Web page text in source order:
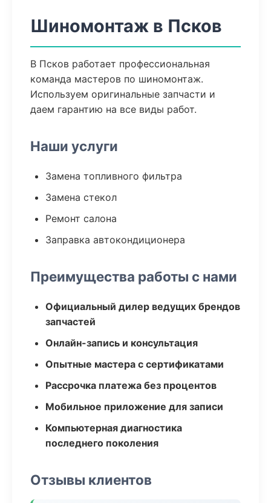
Шиномонтаж в Псков
В Псков работает профессиональная
команда мастеров по шиномонтаж.
Используем оригинальные запчасти и
даем гарантию на все виды работ.
Наши услуги
Замена топливного фильтра
Замена стекол
Ремонт салона
Заправка автокондиционера
Преимущества работы с нами
Официальный дилер ведущих брендов
запчастей
Онлайн-запись и консультация
Опытные мастера с сертификатами
Рассрочка платежа без процентов
Мобильное приложение для записи
Компьютерная диагностика
последнего поколения
Отзывы клиентов